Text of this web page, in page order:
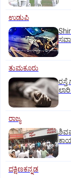
ಉಡುಪಿ
ತುಮಕೂರು
ರಾಜ್ಯ
ದಕ್ಷಿಣಕನ್ನಡ